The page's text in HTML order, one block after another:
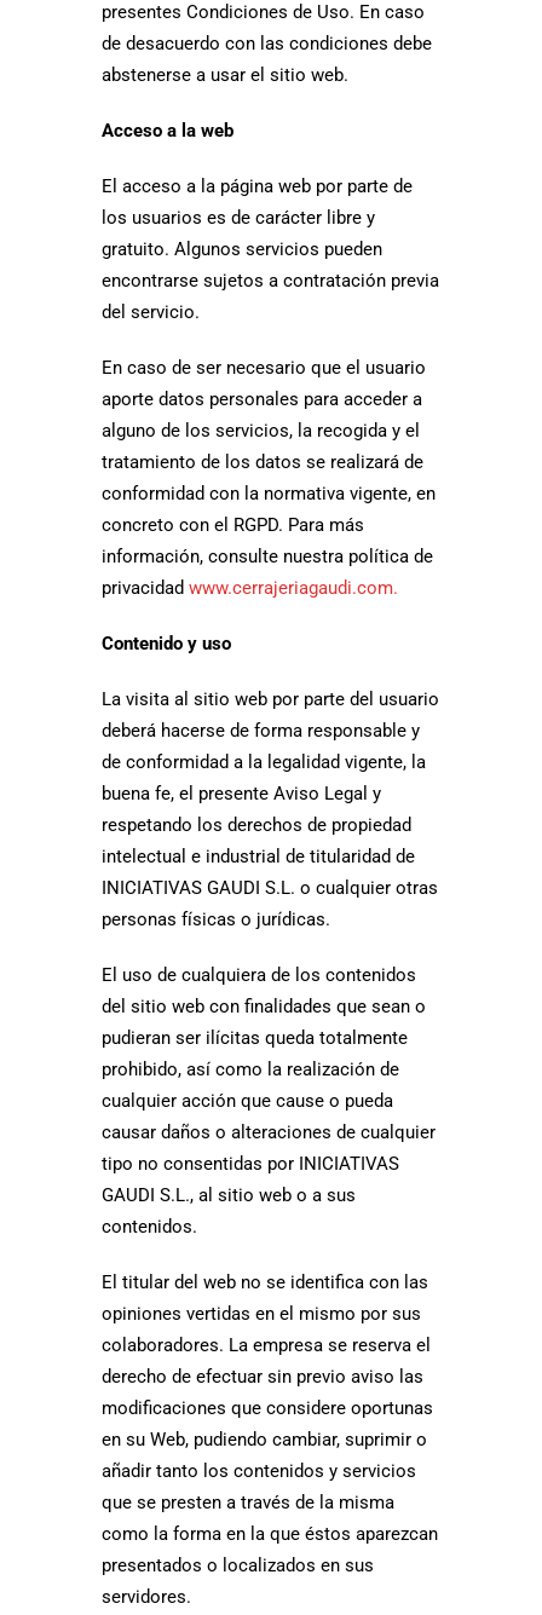
presentes Condiciones de Uso. En caso
de desacuerdo con las condiciones debe
abstenerse a usar el sitio web.
Acceso a la web
El acceso a la página web por parte de
los usuarios es de carácter libre y
gratuito. Algunos servicios pueden
encontrarse sujetos a contratación previa
del servicio.
En caso de ser necesario que el usuario
aporte datos personales para acceder a
alguno de los servicios, la recogida y el
tratamiento de los datos se realizará de
conformidad con la normativa vigente, en
concreto con el RGPD. Para más
información, consulte nuestra política de
privacidad www.cerrajeriagaudi.com.
Contenido y uso
La visita al sitio web por parte del usuario
deberá hacerse de forma responsable y
de conformidad a la legalidad vigente, la
buena fe, el presente Aviso Legal y
respetando los derechos de propiedad
intelectual e industrial de titularidad de
INICIATIVAS GAUDI S.L. o cualquier otras
personas físicas o jurídicas.
El uso de cualquiera de los contenidos
del sitio web con finalidades que sean o
pudieran ser ilícitas queda totalmente
prohibido, así como la realización de
cualquier acción que cause o pueda
causar daños o alteraciones de cualquier
tipo no consentidas por INICIATIVAS
GAUDI S.L., al sitio web o a sus
contenidos.
El titular del web no se identifica con las
opiniones vertidas en el mismo por sus
colaboradores. La empresa se reserva el
derecho de efectuar sin previo aviso las
modificaciones que considere oportunas
en su Web, pudiendo cambiar, suprimir o
añadir tanto los contenidos y servicios
que se presten a través de la misma
como la forma en la que éstos aparezcan
presentados o localizados en sus
servidores.